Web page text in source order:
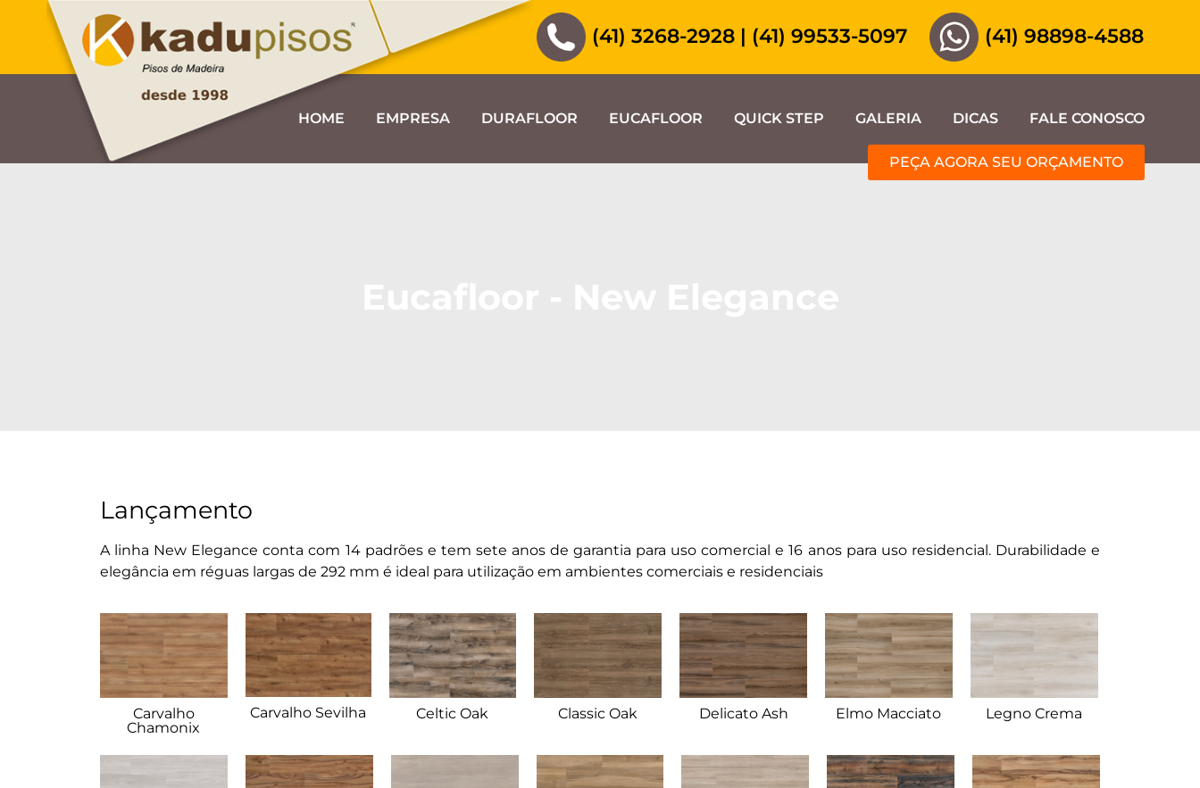
(41) 3268-2928 | (41) 99533-5097 (41) 98898-4588
HOME EMPRESA DURAFLOOR EUCAFLOOR QUICK STEP GALERIA DICAS FALE CONOSCO
PEÇA AGORA SEU ORÇAMENTO
Lançamento
A linha New Elegance conta com 14 padrões e tem sete anos de garantia para uso comercial e 16 anos para uso residencial. Durabilidade e
elegância em réguas largas de 292 mm é ideal para utilização em ambientes comerciais e residenciais
Carvalho
Chamonix
Carvalho Sevilha Celtic Oak Classic Oak Delicato Ash Elmo Macciato Legno Crema